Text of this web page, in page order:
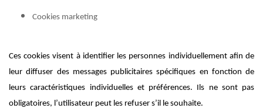
Cookies marketing
Ces cookies visent à identifier les personnes individuellement afin de
leur diffuser des messages publicitaires spécifiques en fonction de
leurs caractéristiques individuelles et préférences. Ils ne sont pas
obligatoires, l’utilisateur peut les refuser s’il le souhaite.